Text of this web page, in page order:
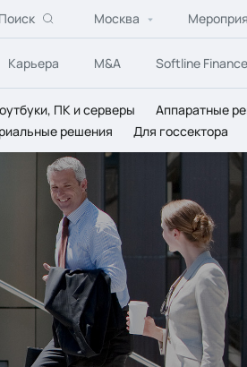
Поиск Москва
Карьера M&A Softline Finance
ПК и серверы Аппаратные
решения Для госсектора